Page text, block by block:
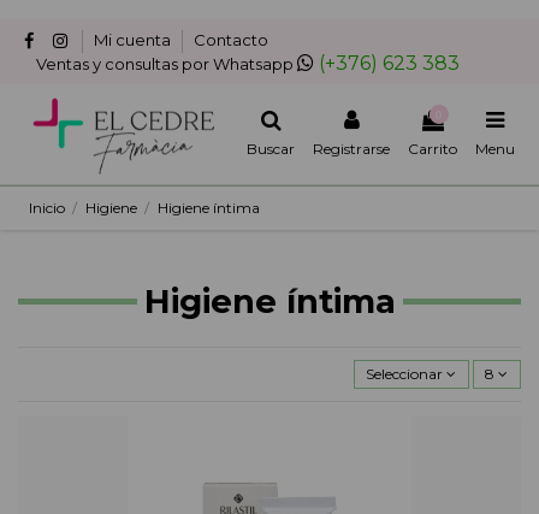
Mi cuenta
Contacto
Ventas y consultas por Whatsapp
(+376) 623 383
Buscar Registrarse Carrito Menu
Inicio Higiene Higiene íntima
Higiene íntima
Seleccionar 8